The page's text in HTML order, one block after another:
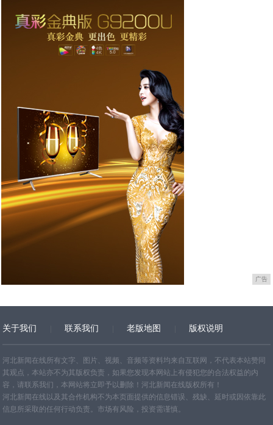
广告
关于我们 联系我们 老版地图 版权说明
网站地图
河北新闻在线所有文字、图片、视频、音频等资料均来自互联网，不代表本站赞同
其观点，本站亦不为其版权负责，如果您发现本网站上有侵犯您的合法权益的内
容，请联系我们，本网站将立即予以删除！河北新闻在线版权所有！
河北新闻在线以及其合作机构不为本页面提供的信息错误、残缺、延时或因依靠此
信息所采取的任何行动负责。市场有风险，投资需谨慎。